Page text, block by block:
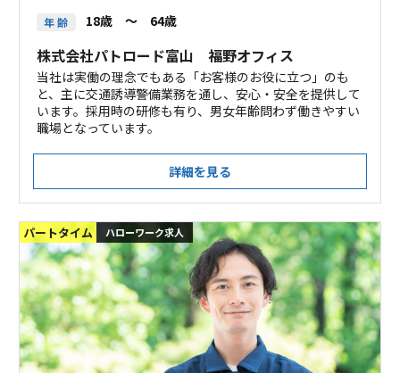
年 齢 18歳 ～ 64歳
株式会社パトロード富山 福野オフィス
当社は実働の理念でもある「お客様のお役に立つ」のも
と、主に交通誘導警備業務を通し、安心・安全を提供して
います。採用時の研修も有り、男女年齢問わず働きやすい
職場となっています。
詳細を見る
パートタイム ハローワーク求人